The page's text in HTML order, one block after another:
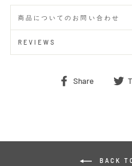
商品についてのお問い合わせ
REVIEWS
Share
Share
BACK